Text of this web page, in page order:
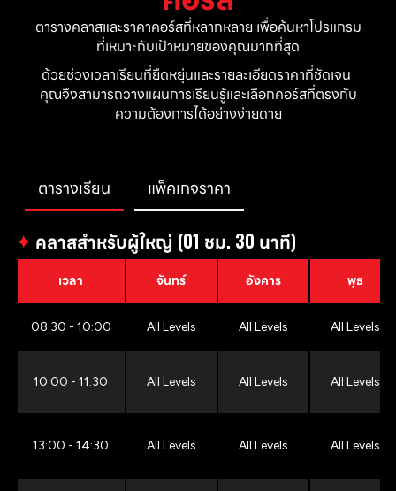
ตารางคลาสและราคาคอร์สที่หลากหลาย เพื่อค้นหาโปรแกรม
ที่เหมาะกับเป้าหมายของคุณมากที่สุด
ด้วยช่วงเวลาเรียนที่ยืดหยุ่นและรายละเอียดราคาที่ชัดเจน
คุณจึงสามารถวางแผนการเรียนรู้และเลือกคอร์สที่ตรงกับ
ความต้องการได้อย่างง่ายดาย
ตารางเรียน แพ็คเกจราคา
✦ คลาสสำหรับผู้ใหญ่ (01 ชม. 30 นาที)
เวลา จันทร์ อังคาร พุธ
08:30 - 10:00 All Levels All Levels All Levels
10:00 - 11:30 All Levels All Levels All Levels
13:00 - 14:30 All Levels All Levels All Levels